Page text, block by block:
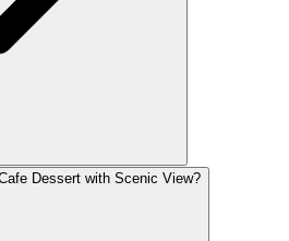
Dessert with Scenic View?